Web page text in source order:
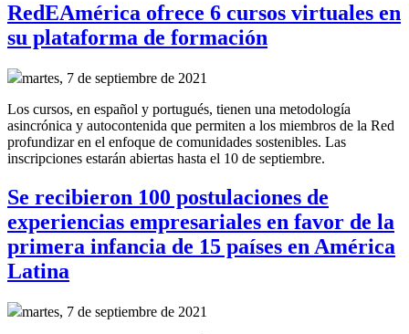
RedEAmérica ofrece 6 cursos virtuales en
su plataforma de formación
martes, 7 de septiembre de 2021
Los cursos, en español y portugués, tienen una metodología
asincrónica y autocontenida que permiten a los miembros de la Red
profundizar en el enfoque de comunidades sostenibles. Las
inscripciones estarán abiertas hasta el 10 de septiembre.
Se recibieron 100 postulaciones de
experiencias empresariales en favor de la
primera infancia de 15 países en América
Latina
martes, 7 de septiembre de 2021